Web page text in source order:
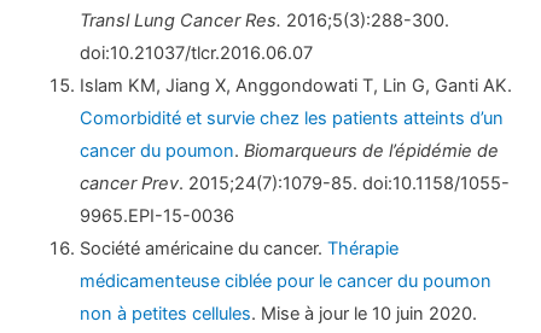
Transl Lung Cancer Res. 2016;5(3):288-300.
doi:10.21037/tlcr.2016.06.07
Islam KM, Jiang X, Anggondowati T, Lin G, Ganti AK.
Comorbidité et survie chez les patients atteints d’un
cancer du poumon.Biomarqueurs de l’épidémie de
cancer Prev. 2015;24(7):1079-85. doi:10.1158/1055-
9965.EPI-15-0036
Société américaine du cancer.Thérapie
médicamenteuse ciblée pour le cancer du poumon
non à petites cellules. Mise à jour le 10 juin 2020.